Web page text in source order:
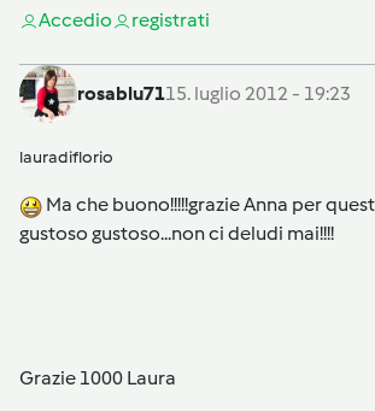
Accedio registrati
rosablu7115. luglio 2012 - 19:23
lauradiflorio
Ma che buono!!!!!grazie Anna per
gustoso gustoso...non ci deludi mai!!!!
Grazie 1000 Laura